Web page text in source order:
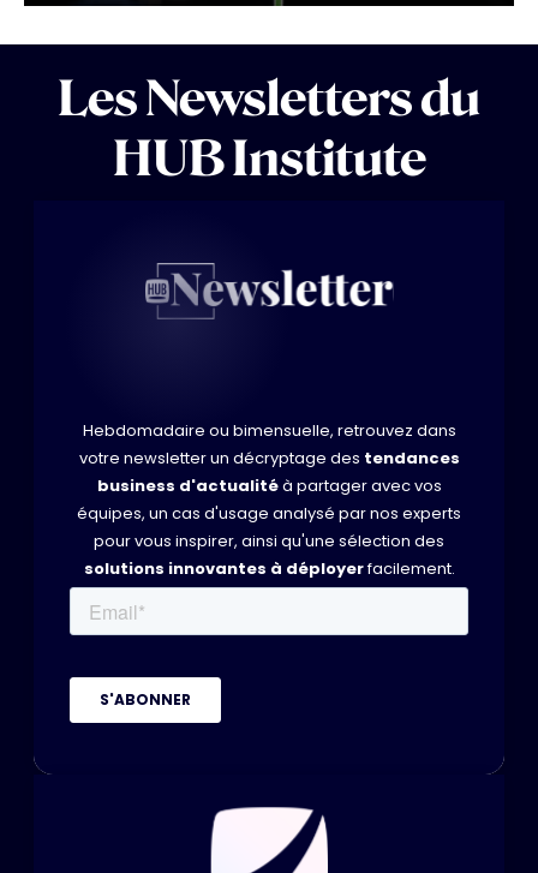
Les Newsletters du
HUB Institute
Hebdomadaire ou bimensuelle, retrouvez dans
votre newsletter un décryptage des tendances
business d'actualitéà partager avec vos
équipes, un cas d'usage analysé par nos experts
pour vous inspirer, ainsi qu'une sélection des
solutions innovantes à déployerfacilement.